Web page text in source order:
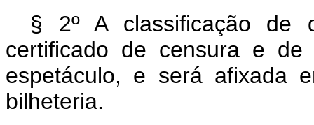
§ 2º A classificação de
certificado de censura e de
espetáculo, e será afixada
bilheteria.